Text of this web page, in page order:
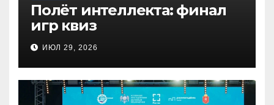
Полёт интеллекта: финал
игр квиз
ИЮЛ 29, 2026